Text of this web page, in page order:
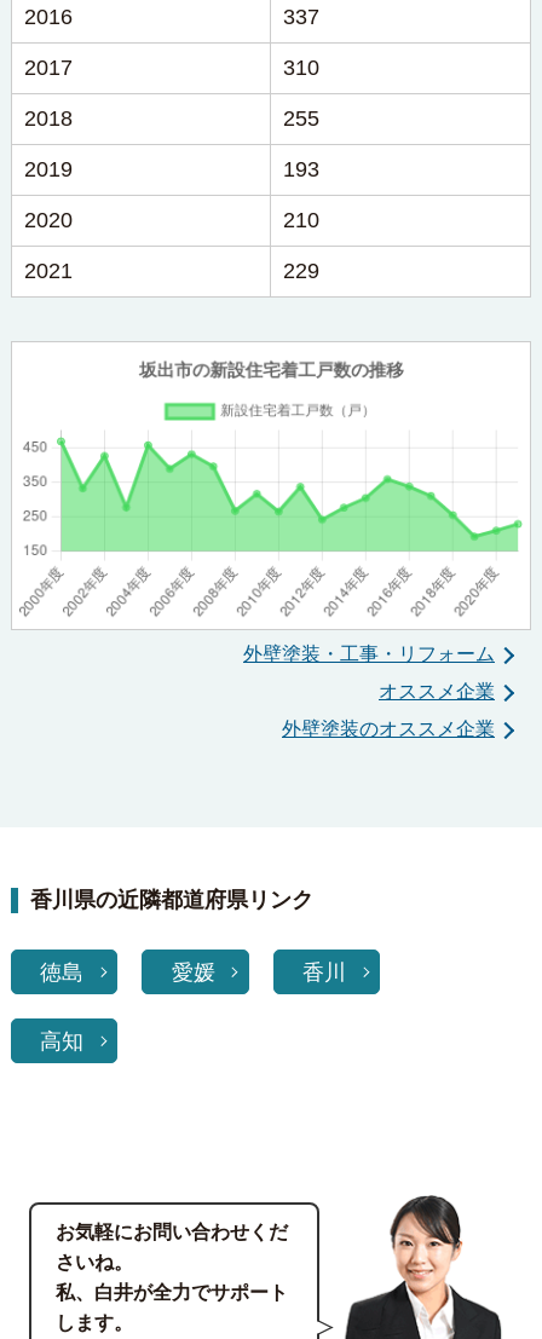
2016 337
2017 310
2018 255
2019 193
2020 210
2021 229
外壁塗装・工事・リフォーム
オススメ企業
外壁塗装のオススメ企業
香川県の近隣都道府県リンク
徳島 愛媛 香川
高知
お気軽にお問い合わせくだ
さいね。
私、白井が全力でサポート
します。